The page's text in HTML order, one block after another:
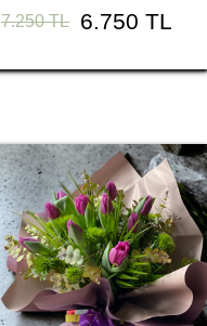
7.250 TL
6.750 TL